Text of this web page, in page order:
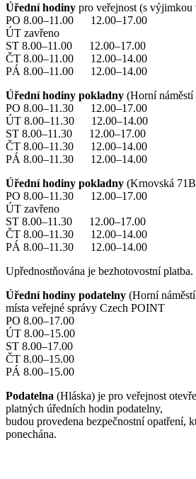
Úřední hodiny pro veřejnost (s
PO 8.00–11.00 12.00–17.00
ÚT zavřeno
ST 8.00–11.00 12.00–17.00
ČT 8.00–11.00 12.00–14.00
PÁ 8.00–11.00 12.00–14.00
Úřední hodiny pokladny (Horní
PO 8.00–11.30 12.00–17.00
ÚT 8.00–11.30 12.00–14.00
ST 8.00–11.30 12.00–17.00
ČT 8.00–11.30 12.00–14.00
PÁ 8.00–11.30 12.00–14.00
Úřední hodiny pokladny (Krnovská
PO 8.00–11.30 12.00–17.00
ÚT zavřeno
ST 8.00–11.30 12.00–17.00
ČT 8.00–11.30 12.00–14.00
PÁ 8.00–11.30 12.00–14.00
Upřednostňována je bezhotovostní platba.
Úřední hodiny podatelny (Horní
místa veřejné správy Czech POINT
PO 8.00–17.00
ÚT 8.00–15.00
ST 8.00–17.00
ČT 8.00–15.00
PÁ 8.00–15.00
Podatelna (Hláska) je pro veřejnost
platných úředních hodin podatelny,
budou provedena bezpečnostní opatření,
ponechána.